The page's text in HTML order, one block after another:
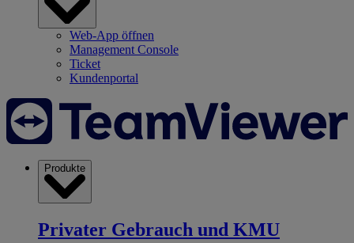
Web-App öffnen
Management Console
Ticket
Kundenportal
Produkte
Privater Gebrauch und KMU